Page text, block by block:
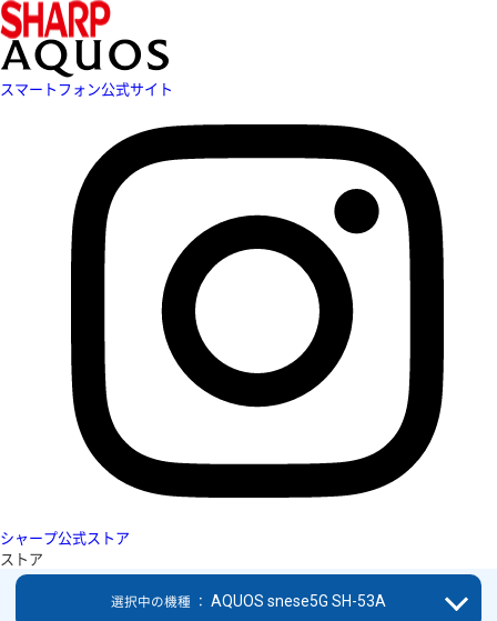
スマートフォン公式サイト
シャープ公式ストア
ストア
選択中の機種 ： AQUOS snese5G SH-53A